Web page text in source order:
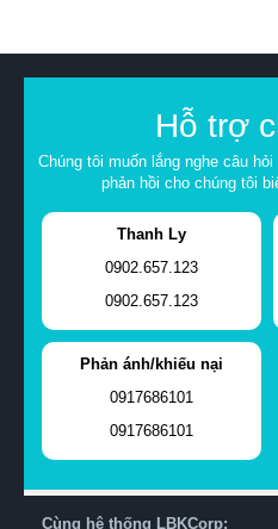
Hỗ trợ
Chúng tôi muốn lắng nghe câu
phản hồi cho chúng tôi
Thanh Ly
0902.657.123
0902.657.123
Phản ánh/khiếu nại
0917686101
0917686101
Cùng hệ thống LBKCorp: